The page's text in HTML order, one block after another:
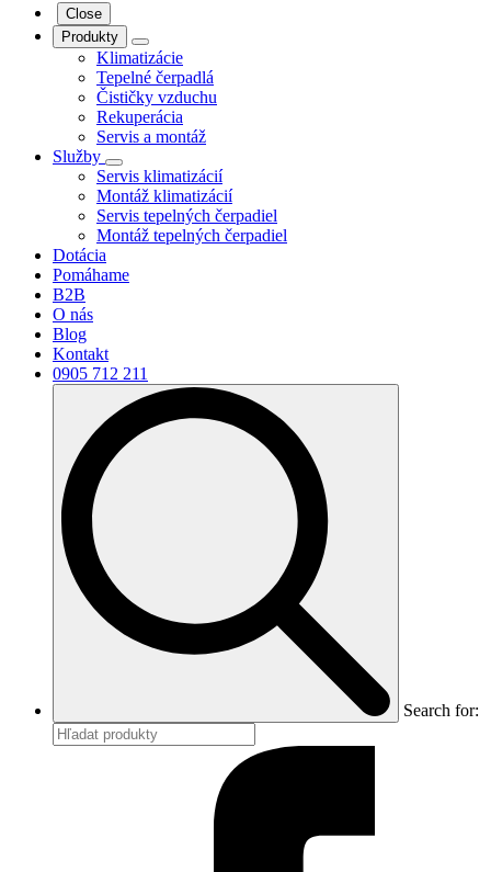
Close
Produkty
Klimatizácie
Tepelné čerpadlá
Čističky vzduchu
Rekuperácia
Servis a montáž
Služby
Servis klimatizácií
Montáž klimatizácií
Servis tepelných čerpadiel
Montáž tepelných čerpadiel
Dotácia
Pomáhame
B2B
O nás
Blog
Kontakt
0905 712 211
Search for: